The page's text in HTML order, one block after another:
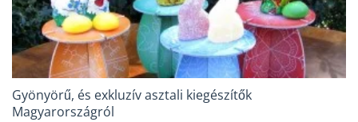
Gyönyörű, és exkluzív asztali kiegészítők
Magyarországról